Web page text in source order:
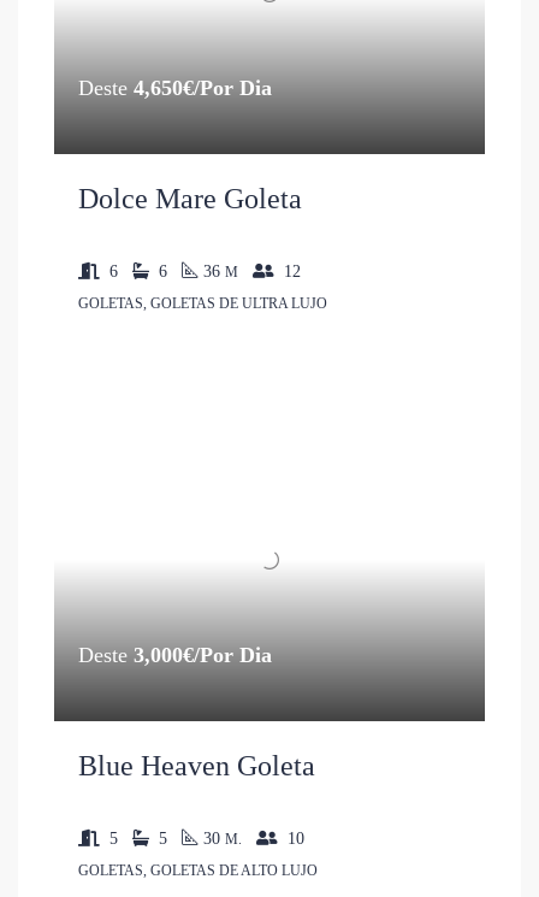
Deste 4,650€/Por Dia
Dolce Mare Goleta
6 6 36 M 12
GOLETAS, GOLETAS DE ULTRA LUJO
Deste 3,000€/Por Dia
Blue Heaven Goleta
5 5 30 M. 10
GOLETAS, GOLETAS DE ALTO LUJO